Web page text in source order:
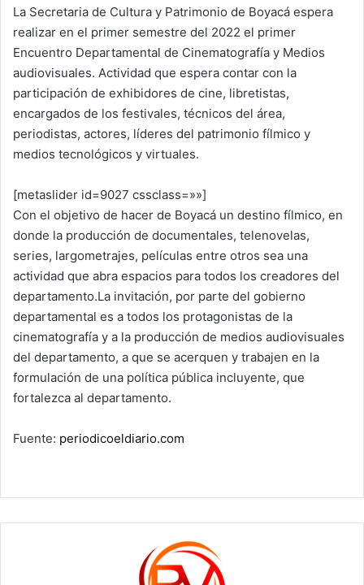
La Secretaria de Cultura y Patrimonio de Boyacá espera
realizar en el primer semestre del 2022 el primer
Encuentro Departamental de Cinematografía y Medios
audiovisuales. Actividad que espera contar con la
participación de exhibidores de cine, libretistas,
encargados de los festivales, técnicos del área,
periodistas, actores, líderes del patrimonio fílmico y
medios tecnológicos y virtuales.
[metaslider id=9027 cssclass=»»]
Con el objetivo de hacer de Boyacá un destino fílmico, en
donde la producción de documentales, telenovelas,
series, largometrajes, películas entre otros sea una
actividad que abra espacios para todos los creadores del
departamento.La invitación, por parte del gobierno
departamental es a todos los protagonistas de la
cinematografía y a la producción de medios audiovisuales
del departamento, a que se acerquen y trabajen en la
formulación de una política pública incluyente, que
fortalezca al departamento.
Fuente: periodicoeldiario.com